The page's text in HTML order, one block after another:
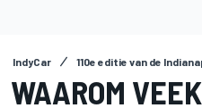
IndyCar 110e editie van de
WAAROM